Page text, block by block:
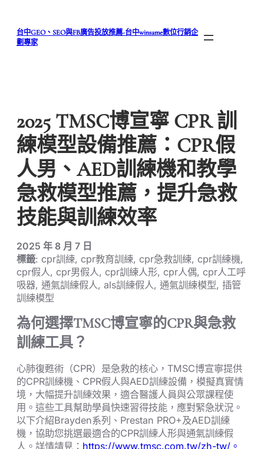
台中GEO、SEO與FB廣告投放推薦-台中winsame數位行銷企
劃專家
2025 TMSC博宣寧 CPR 訓
練模型設備推薦：CPR假
人男、AED訓練機和教學
急救模型推薦，提升急救
技能與訓練效率
2025 年 8 月 7 日
標籤: cpr訓練, cpr教育訓練, cpr急救訓練, cpr訓練機,
cpr假人, cpr男假人, cpr訓練人形, cpr人偶, cpr人工呼
吸器, 通氣訓練假人, als訓練假人, 通氣訓練模型, 插管
訓練模型
為何選擇TMSC博宣寧的CPR與急救
訓練工具？
心肺復甦術（CPR）是急救的核心，TMSC博宣寧提供
的CPR訓練機、CPR假人與AED訓練設備，模擬真實情
境，大幅提升訓練效果，適合醫護人員與公眾課程使
用。這些工具幫助學員快速習得技能，應對緊急狀況。
以下介紹Brayden系列、Prestan PRO+及AED訓練
機，協助您挑選最適合的CPR訓練人形與通氣訓練假
人。詳情請見： https://www.tmsc.com.tw/zh-tw/。